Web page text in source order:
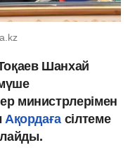
Шанхай
министрлерімен
Ақордаға сілтеме